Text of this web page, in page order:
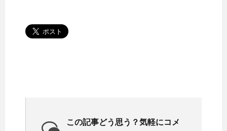
この記事どう思う？気軽にコメ